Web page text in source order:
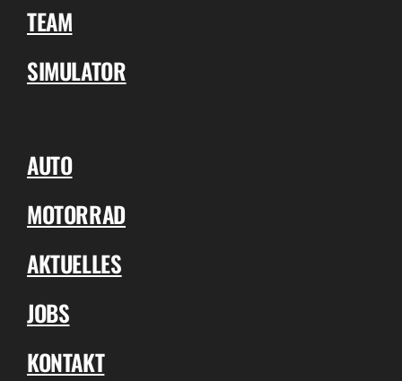
TEAM
SIMULATOR
AUTO
MOTORRAD
AKTUELLES
JOBS
KONTAKT